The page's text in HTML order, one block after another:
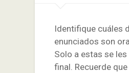
Identifique cuáles
enunciados son
Solo a estas se
final. Recuerde